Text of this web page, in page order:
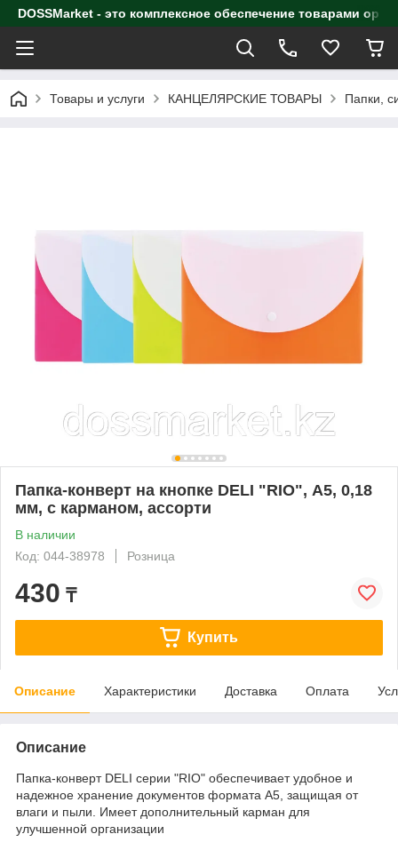
DOSSMarket - это комплексное обеспечение товарами
Товары и услуги КАНЦЕЛЯРСКИЕ ТОВАРЫ Папки,
Папка-конверт на кнопке DELI "RIO", А5, 0,18
мм, с карманом, ассорти
В наличии
Код: 044-38978
Розница
430 ₸
Купить
Описание Характеристики Доставка Оплата
Описание
Папка-конверт DELI серии "RIO" обеспечивает удобное и
надежное хранение документов формата А5, защищая от
влаги и пыли. Имеет дополнительный карман для
улучшенной организации